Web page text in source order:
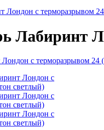
Лондон с терморазрывом
Лабиринт